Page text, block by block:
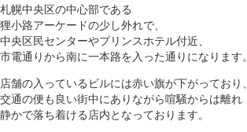
札幌中央区の中心部である
狸小路アーケードの少し外れで、
中央区民センターやプリンスホテル付近、
市電通りから南に一本路を入った通りになります。
店舗の入っているビルには赤い旗が下がっており、
交通の便も良い街中にありながら喧騒からは離れ
静かで落ち着ける店内となっております。